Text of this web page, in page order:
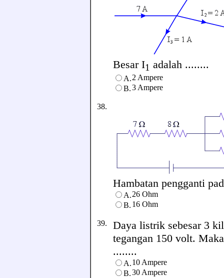
Besar I1 adalah ........
A.2 Ampere
B.3 Ampere
38.
Hambatan pengganti
A.26 Ohm
B. 16 Ohm
39. Daya listrik sebesar 3
tegangan 150 volt.
........
A.10 Ampere
B.30 Ampere